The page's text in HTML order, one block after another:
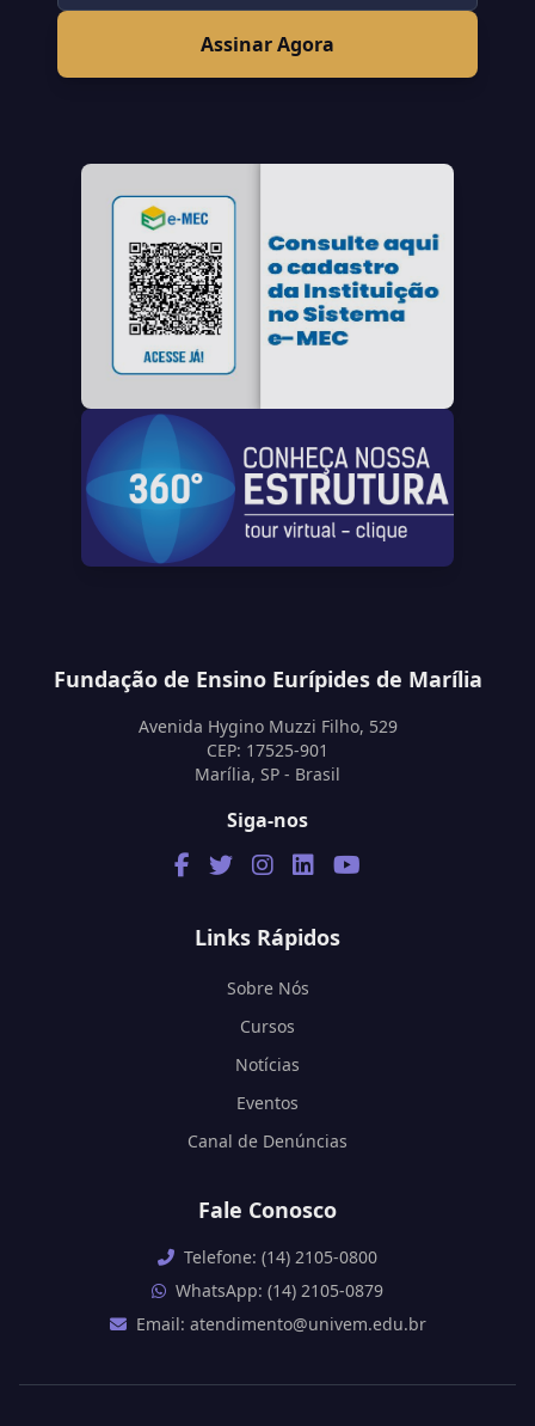
Assinar Agora
Fundação de Ensino Eurípides de Marília
Avenida Hygino Muzzi Filho, 529
CEP: 17525-901
Marília, SP - Brasil
Siga-nos
Links Rápidos
Sobre Nós
Cursos
Notícias
Eventos
Canal de Denúncias
Fale Conosco
Telefone: (14) 2105-0800
WhatsApp: (14) 2105-0879
Email: atendimento@univem.edu.br